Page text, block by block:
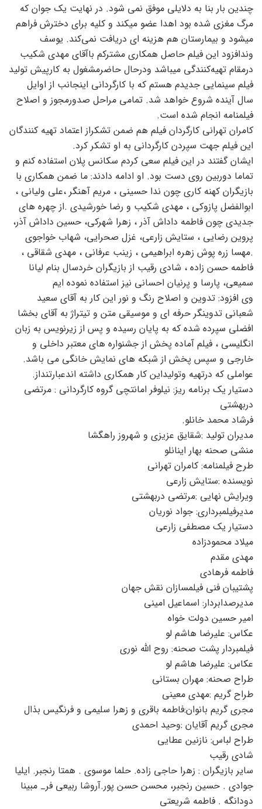
چندین بار بنا به دلایلی موفق نمی شود. در نهایت یک جوان که
مرگ مغزی شده بود اهدا عضو میکند و کلیه برای دخترش فراهم
میشود و بیمارستان هم هزینه ای دریافت نمی‌کند. یوسف
وندافزود این فیلم حاصل همکاری مشترکم باآقای مهدی شکیب
درمقام تهیه‌کنندگی میباشد ودرحال حاضرمشغول به کارپیش تولید
فیلم سینمایی جدیدم هستم که با کارگردانی اینجانب از اوایل
سال آینده شروع خواهد شد. تمامی مراحل صدورمجوز و اصلاح
فیلمنامه انجام شده است.
کامران تهرانی کارگردان فیلم هم ضمن تشکراز اعتماد تهیه کنندگان
این فیلم جهت سپردن کارگردانی به او تشکر کرد.
ایشان گفتند در این فیلم سعی کردم سکانس پلان استفاده کنم و
تماما دوربین روی دست بود. او ادامه دادند: ما ضمن همکاری با
بازیگران کهنه کاری چون ندا حسینی ، مریم آهنگر ،علی ولیانی ،
ابوالفضل پازوکی ، مهدی شکیب و رضا خورشیدی .از چهره های
جدیدی چون فاطمه داداش آذر ، زهرا شهرکی، حسین داداش آذر،
پروین رضایی ، ستایش زارعی، غزل صحرایی، شهاب خواجوی
.مهسا زره پوش زهره ابراهیمی ، زینب عرفانی ، مهدی شقاقی ،
فاطمه حسن زاده ، شادی رقیب از بازیگران خردسال بنام لیانا
سمیعی، پارسا و پرنیان احسانی نیز استفاده نموده ایم
وی افزود: تدوین و اصلاح رنگ و نور این کار به آقای سعید
شعبانی تدوینگر حرفه ای و موسیقی متن و تیتراژ به آقای بخشا
افضلی سپرده شده که به پایان رسیده و پس از زیرنویس به زبان
انگلیسی ، فیلم آماده پخش از جشنواره های معتبر داخلی و
خارجی و سپس پخش از شبکه های نمایش خانگی می باشد.
عواملی که درتهیه وتولیداین کار همکاری داشته اندعبارتنداز.
دستیار یک برنامه ریز: نیلوفر امانتچی گروه کارگردانی : مرتضی
دربهشتی
فرشاد محمد خانلو.
مدیران تولید :شقایق عزیزی و شهروز راهگشا
منشی صحنه بهار اینانلو
طرح فیلمنامه: کامران تهرانی
نویسنده :ستایش زارعی
ویرایش نهایی :مرتضی دربهشتی
مدیرفیلمبرداری: جواد نوریان
دستیار یک مصطفی زارعی
میلاد محمودزاده
مهدی مقدم
فاطمه فرهادی
پشتیبان فنی فیلمسازان نقش جهان
مدیرصدابردار: اسماعیل امینی
امیر حسین دولت خواه
عکاس: علیرضا هاشم لو
فیلمبردار پشت صحنه: روح الله نوری
عکاس: علیرضا هاشم لو
طراح صحنه: مهران بستانی
طراح گریم :مهدی معینی
مجری گریم بانوان:فاطمه باقری و زهرا سلیمی و فرنگیس بذال
مجری گریم آقایان :وحید احمدی
طراح لباس: نازنین عطایی
شادی رقیب
سایر بازیگران : زهرا حاجی زاده. حلما موسوی . همتا رنجبر. ایلیا
جوادی . حسین رنجبر، محسن حسن پور.آروشا ربیعی فر_ مبینا
دودانگه . فاطمه شریعتی